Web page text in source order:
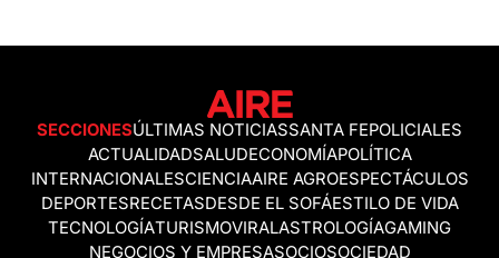
SECCIONESÚLTIMAS NOTICIASSANTA FEPOLICIALES
ACTUALIDADSALUDECONOMÍAPOLÍTICA
INTERNACIONALESCIENCIAAIRE AGROESPECTÁCULOS
DEPORTESRECETASDESDE EL SOFÁESTILO DE VIDA
TECNOLOGÍATURISMOVIRALASTROLOGÍAGAMING
NEGOCIOS Y EMPRESASOCIOSOCIEDAD